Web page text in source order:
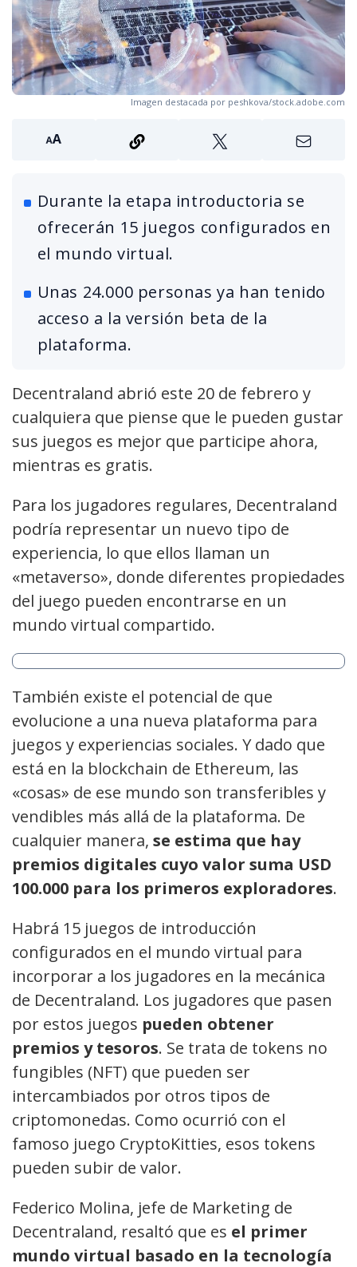
Imagen destacada por peshkova/stock.adobe.com
Durante la etapa introductoria se
ofrecerán 15 juegos configurados en
el mundo virtual.
Unas 24.000 personas ya han tenido
acceso a la versión beta de la
plataforma.
Decentraland abrió este 20 de febrero y
cualquiera que piense que le pueden gustar
sus juegos es mejor que participe ahora,
mientras es gratis.
Para los jugadores regulares, Decentraland
podría representar un nuevo tipo de
experiencia, lo que ellos llaman un
«metaverso», donde diferentes propiedades
del juego pueden encontrarse en un
mundo virtual compartido.
También existe el potencial de que
evolucione a una nueva plataforma para
juegos y experiencias sociales. Y dado que
está en la blockchain de Ethereum, las
«cosas» de ese mundo son transferibles y
vendibles más allá de la plataforma. De
cualquier manera, se estima que hay
premios digitales cuyo valor suma USD
100.000 para los primeros exploradores.
Habrá 15 juegos de introducción
configurados en el mundo virtual para
incorporar a los jugadores en la mecánica
de Decentraland. Los jugadores que pasen
por estos juegos pueden obtener
premios y tesoros. Se trata de tokens no
fungibles (NFT) que pueden ser
intercambiados por otros tipos de
criptomonedas. Como ocurrió con el
famoso juego CryptoKitties, esos tokens
pueden subir de valor.
Federico Molina, jefe de Marketing de
Decentraland, resaltó que es el primer
mundo virtual basado en la tecnología